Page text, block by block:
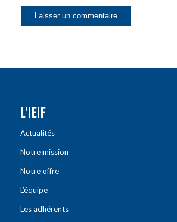
L’IEIF
Actualités
Notre mission
Notre offre
L’équipe
Les adhérents